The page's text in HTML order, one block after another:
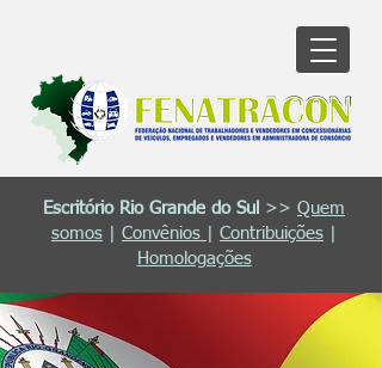
Escritório Rio Grande do Sul >> Quem
somos
Convênios Contribuições
Homologações